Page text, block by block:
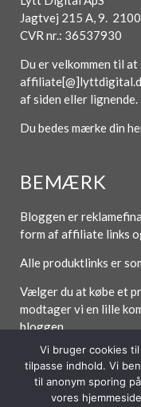
Jagtvej 215 A, 9.
CVR nr.: 36537930
Du er velkommen til
af siden eller lignende.
Du bedes mærke din
BEMÆRK
Bloggen er
form af affiliate links
Alle produktlinks er
Vælger du at købe et
modtager vi en lille
bloggen.
Forside
Vi bruger cookies
tilpasse indhold. Vi
til anonym sporing
vores